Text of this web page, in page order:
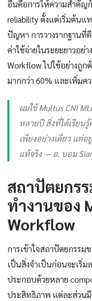
อื่นคือการให้ความสำคัญ
reliability ตั้งแต่เริ่มต้นแ
ปัญหา การวางรากฐานที่
ค่าใช้จ่ายในระยะยาวอย่
Workflow ไปใช้อย่างถูก
มากกว่า 60% และเพิ่มค
ผมใช้ Multus CNI
หลายปี สิ่งที่ได้เรียนรู้
เพียงอย่างเดียว แต่
แท้จริง — อ. บอม
สถาปัตยกร
ทำงานของ
Workflow
การเข้าใจสถาปัตยกรรม
เป็นสิ่งจำเป็นก่อนจะเริ่
ประกอบด้วยหลาย
ประสิทธิภาพ แต่ละส่วน